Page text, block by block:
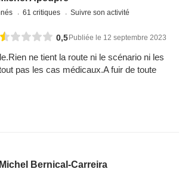
61 critiques Suivre son activité
0,5Publiée le 12 septembre 2023
ne tient la route ni le scénario ni les
pas les cas médicaux.A fuir de toute
Bernical-Carreira